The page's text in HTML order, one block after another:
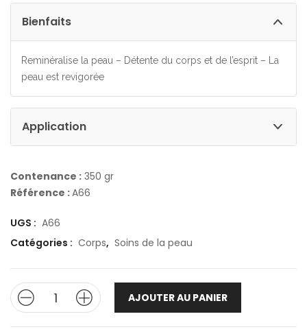
Bienfaits
Reminéralise la peau – Détente du corps et de l’esprit – La
peau est revigorée
Application
Contenance : 350 gr
Référence :A66
UGS : A66
Catégories : Corps, Soins de la peau
AJOUTER AU PANIER